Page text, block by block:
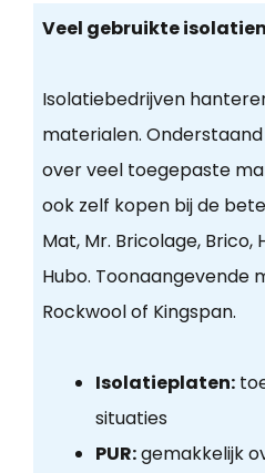
Veel gebruikte
Isolatiebedrijven
materialen.
over veel toegepaste
ook zelf kopen bij de
Mat, Mr. Bricolage, Brico,
Hubo. Toonaangevende
Rockwool of Kingspan.
Isolatieplaten:
situaties
PUR:gemakkelijk